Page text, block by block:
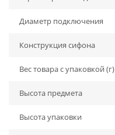
Диаметр подключения
Конструкция сифона
Вес товара с упаковкой (г)
Высота предмета
Высота упаковки